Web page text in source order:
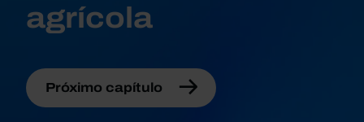
agrícola
Próximo capítulo